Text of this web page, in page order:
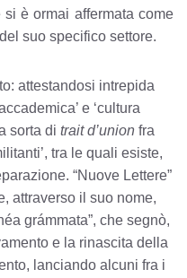
è ormai affermata come
suo specifico settore.
attestandosi intrepida
e ‘cultura
sorta di trait d’union fra
tra le quali esiste,
“Nuove Lettere”
attraverso il suo nome,
grámmata”, che segnò,
e la rinascita della
lanciando alcuni fra i